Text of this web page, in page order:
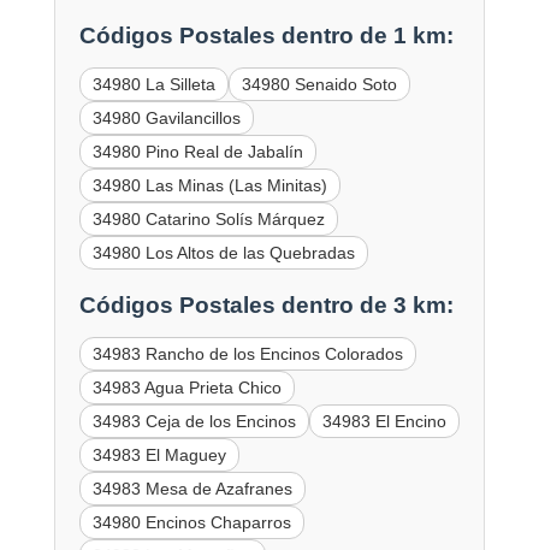
Códigos Postales dentro de 1 km:
34980 La Silleta
34980 Senaido Soto
34980 Gavilancillos
34980 Pino Real de Jabalín
34980 Las Minas (Las Minitas)
34980 Catarino Solís Márquez
34980 Los Altos de las Quebradas
Códigos Postales dentro de 3 km:
34983 Rancho de los Encinos Colorados
34983 Agua Prieta Chico
34983 Ceja de los Encinos
34983 El Encino
34983 El Maguey
34983 Mesa de Azafranes
34980 Encinos Chaparros